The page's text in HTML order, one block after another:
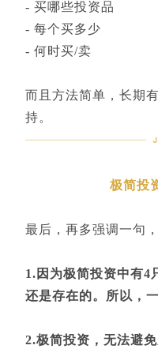
- 买哪些投资品
- 每个买多少
- 何时买/卖
而且方法简单，长期
持。
极简投
最后，再多强调一句
1.因为极简投资中有4
还是存在的。所以，
2.极简投资，无法避